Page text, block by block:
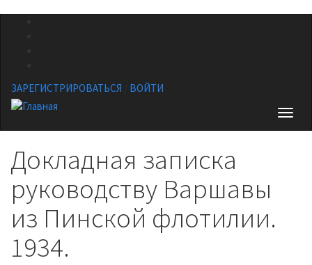
ЗАРЕГИСТРИРОВАТЬСЯ
ВОЙТИ
Докладная записка
руководству Варшавы
из Пинской флотилии.
1934.